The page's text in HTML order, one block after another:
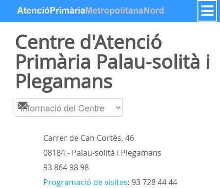
Salta al contigut
Centre d'Atenció
Primària Palau-solità i
Plegamans
Carrer de Can Cortès, 46
08184 - Palau-solità i Plegamans
93 864 98 98
Programació de visites: 93 728 44 44